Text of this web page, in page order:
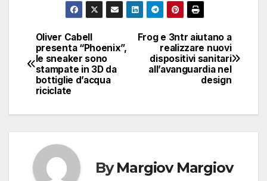
Navigazione
articoli
Frog e 3ntr aiutano a
realizzare nuovi
dispositivi sanitari
all’avanguardia nel
design
Oliver Cabell
presenta “Phoenix”,
le sneaker sono
stampate in 3D da
bottiglie d’acqua
riciclate
ByMargiov Margiov